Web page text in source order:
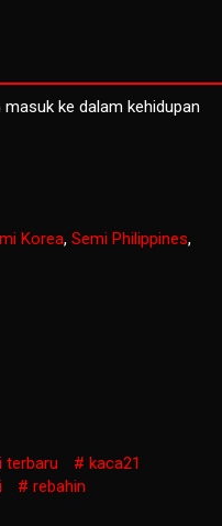
ke dalam kehidupan
Korea, Semi Philippines,
terbaru
kaca21
rebahin